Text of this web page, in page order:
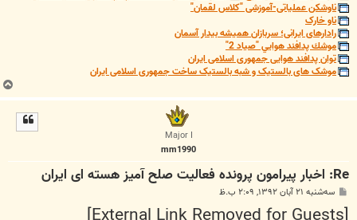
ناوشکن عملیاتی-آموزشی "کلاس لقمان"
ناو خارک
رادارهای ایرانی؛ سربازان همیشه بیدار آسمان
موشك پدافند هوايي "صياد 2"
توان پدافند هوایی جمهوری اسلامی ایران
موشک های بالستیک و شبه بالستیک ساخت جمهوری اسلامی ایران
ب
ا
Major I
mm1990
Re: اخبار پیرامون پرونده فعالیت صلح آمیز هسته ای ایران
پ
ت
سه‌شنبه ۲۱ آبان ۱۳۹۲, ۲:۰۹ ب.ظ